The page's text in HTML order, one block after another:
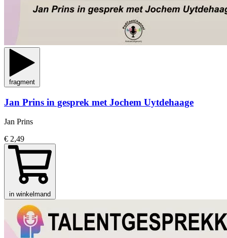
fragment
Jan Prins in gesprek met Jochem Uytdehaage
Jan Prins
€ 2,49
in winkelmand